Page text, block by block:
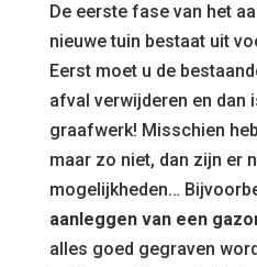
De eerste fase van het
nieuwe tuin bestaat uit
Eerst moet u de
afval verwijderen en dan
graafwerk! Misschien
maar zo niet, dan zijn er
mogelijkheden…
aanleggen van een
alles goed gegraven